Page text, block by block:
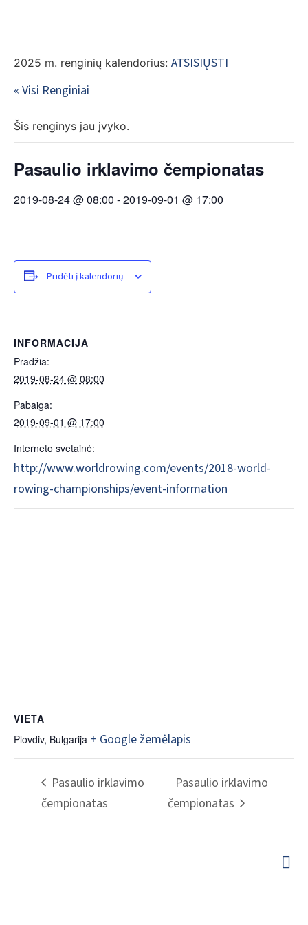
2025 m. renginių kalendorius: ATSISIŲSTI
« Visi Renginiai
Šis renginys jau įvyko.
Pasaulio irklavimo čempionatas
2019-08-24 @ 08:00 -2019-09-01 @ 17:00
Pridėti į kalendorių
INFORMACIJA
Pradžia:
2019-08-24 @ 08:00
Pabaiga:
2019-09-01 @ 17:00
Interneto svetainė:
http://www.worldrowing.com/events/2018-world-
rowing-championships/event-information
VIETA
Plovdiv, Bulgarija + Google žemėlapis
Pasaulio irklavimo
čempionatas
Pasaulio irklavimo
čempionatas